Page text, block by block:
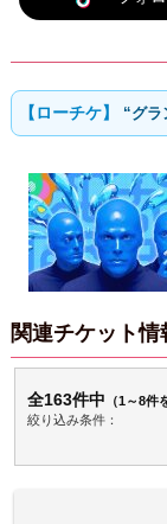
“グラ
関連チケット情
全163件中 （1～8件
絞り込み条件：